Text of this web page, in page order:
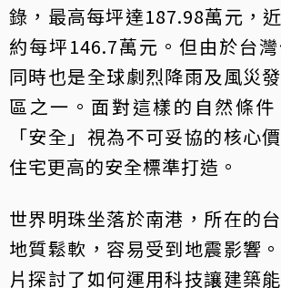
錄，最高每坪達187.98萬元，
約每坪146.7萬元。但由於台灣
同時也是全球劇烈降雨及風災
區之一。面對這樣的自然條
「安全」視為不可妥協的核心
住宅更高的安全標準打造。
世界明珠坐落於南港，所在的
地質鬆軟，容易受到地震影響
片探討了如何運用科技讓建築